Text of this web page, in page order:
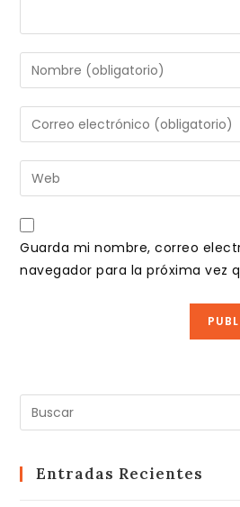
Introduce
tu
nombre
de
usuario
para
comentar
Introduce
tu
dirección
de
electrónico
para
comentar
Introduce
la
URL
de
Guarda mi nombre, correo
navegador para la próxima vez
Entradas Recientes